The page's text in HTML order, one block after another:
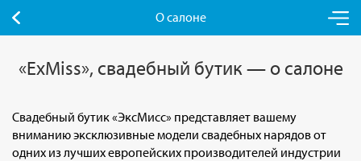
О салоне
«ExMiss», свадебный бутик — о салоне
Свадебный бутик «ЭксМисс» представляет вашему
вниманию эксклюзивные модели свадебных нарядов от
одних из лучших европейских производителей индустрии